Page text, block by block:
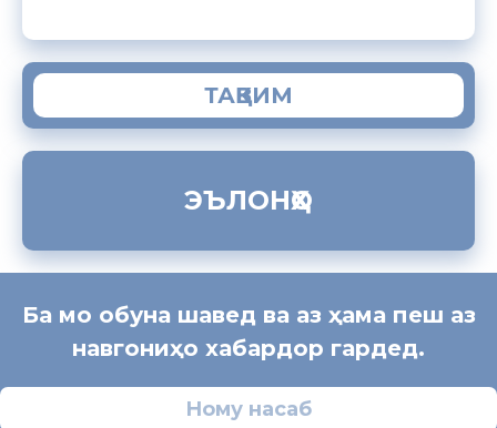
ТАҚВИМ
ЭЪЛОНҲО
Ба мо обуна шавед ва аз ҳама пеш аз
навгониҳо хабардор гардед.